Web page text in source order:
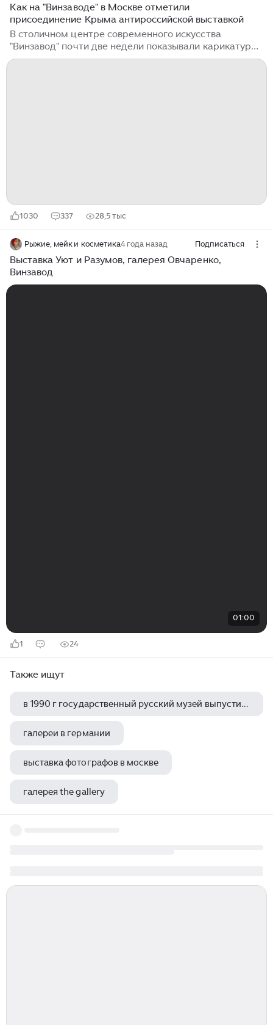
Как на "Винзаводе" в Москве отметили
присоединение Крыма антироссийской выставкой
В столичном центре современного искусства
"Винзавод" почти две недели показывали карикатуры
на россиян и советских людей, написанные
1030 337 28,5 тыс
Рыжие, мейк и косметика4 года назад Подписаться
Выставка Уют и Разумов, галерея Овчаренко,
Винзавод
01:00
1 24
Также ищут
в 1990 г государственный русский музей выпустил интерактивный видеодиск
галереи в германии
выставка фотографов в москве
галерея the gallery